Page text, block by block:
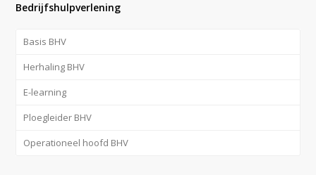
Bedrijfshulpverlening
Basis BHV
Herhaling BHV
E-learning
Ploegleider BHV
Operationeel hoofd BHV